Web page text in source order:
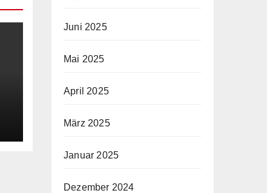
Juni 2025
Mai 2025
April 2025
März 2025
Januar 2025
Dezember 2024